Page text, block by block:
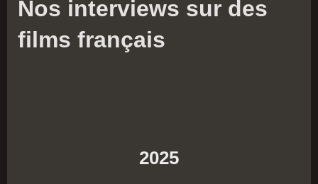
Nos interviews sur des
films français
2025